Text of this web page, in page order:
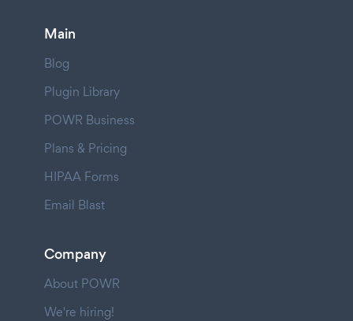
Main
Blog
Plugin Library
POWR Business
Plans & Pricing
HIPAA Forms
Email Blast
Company
About POWR
We're hiring!